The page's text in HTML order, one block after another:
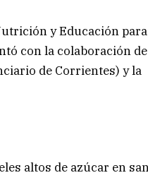
y Educación
con la colaboración
de Corrientes) y la
altos de azúcar en